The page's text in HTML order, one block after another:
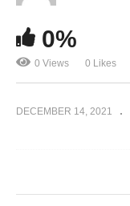
지 ‘국가부도 없다’
0%
0 Views 0 Likes
DECEMBER 14, 2021